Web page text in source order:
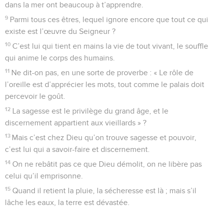
dans la mer ont beaucoup à t’apprendre.
9 Parmi tous ces êtres, lequel ignore encore que tout ce qui
existe est l’œuvre du Seigneur ?
10 C’est lui qui tient en mains la vie de tout vivant, le souffle
qui anime le corps des humains.
11 Ne dit-on pas, en une sorte de proverbe : « Le rôle de
l’oreille est d’apprécier les mots, tout comme le palais doit
percevoir le goût.
12 La sagesse est le privilège du grand âge, et le
discernement appartient aux vieillards » ?
13 Mais c’est chez Dieu qu’on trouve sagesse et pouvoir,
c’est lui qui a savoir-faire et discernement.
14 On ne rebâtit pas ce que Dieu démolit, on ne libère pas
celui qu’il emprisonne.
15 Quand il retient la pluie, la sécheresse est là ; mais s’il
lâche les eaux, la terre est dévastée.